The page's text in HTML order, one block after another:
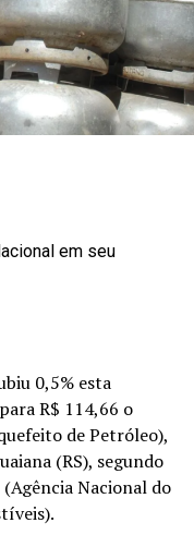
em seu
0,5% esta
R$ 114,66 o
de Petróleo),
(RS), segundo
Nacional do